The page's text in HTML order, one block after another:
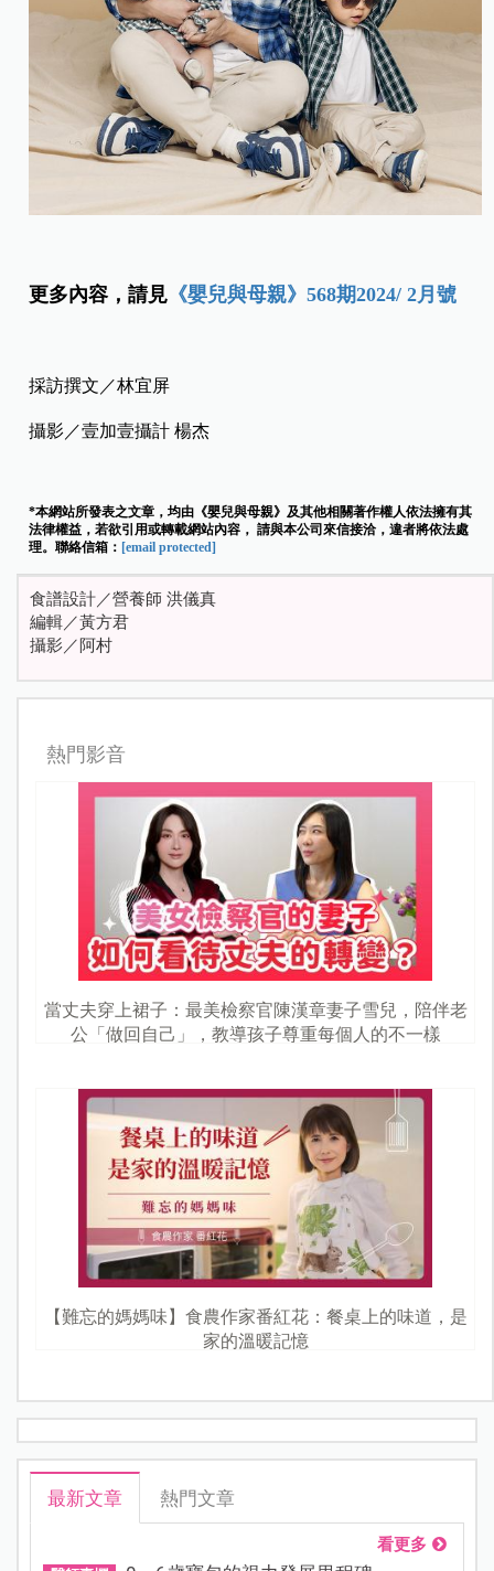
更多內容，請見 《嬰兒與母親》568期2024/ 2月號
採訪撰文／林宜屏
攝影／壹加壹攝計 楊杰
*本網站所發表之文章，均由《嬰兒與母親》及其他相關著作權人依法擁有其
法律權益，若欲引用或轉載網站內容， 請與本公司來信接洽，違者將依法處
理。聯絡信箱： [email protected]
食譜設計／營養師 洪儀真
編輯／黃方君
攝影／阿村
熱門影音
當丈夫穿上裙子：最美檢察官陳漢章妻子雪兒，陪伴老
公「做回自己」，教導孩子尊重每個人的不一樣
【難忘的媽媽味】食農作家番紅花：餐桌上的味道，是
家的溫暖記憶
最新文章 熱門文章
看更多